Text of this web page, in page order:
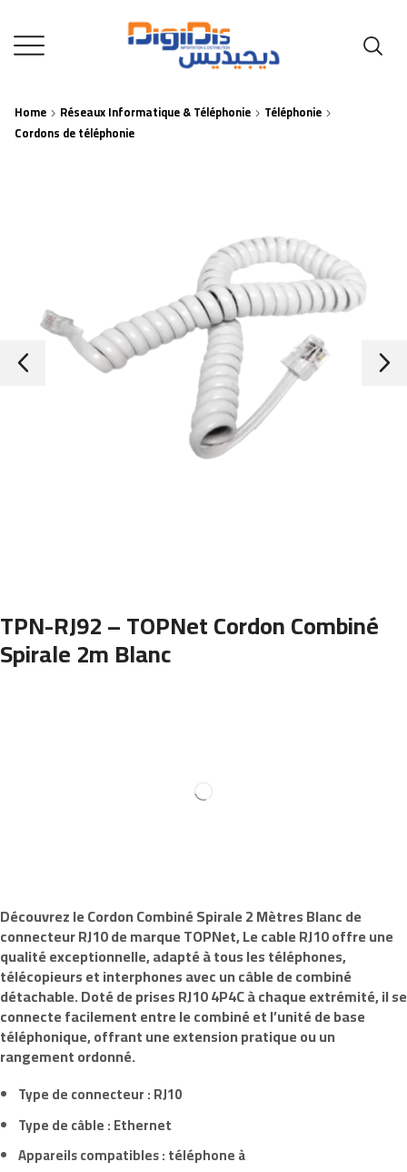
Home Réseaux Informatique & Téléphonie
Téléphonie
Cordons de téléphonie
TPN-RJ92 – TOPNet Cordon Combiné
Spirale 2m Blanc
Découvrez leCordon Combiné Spirale2 Mètres Blanc de
connecteurRJ10de marqueTOPNet,Le cable RJ10 offre une
qualité exceptionnelle, adapté à tous les téléphones,
télécopieurs et interphones avec un câble de combiné
détachable. Doté de prises RJ10 4P4C à chaque extrémité, il se
connecte facilement entre le combiné et l’unité de base
téléphonique, offrant une extension pratique ou un
rangement ordonné.
Type de connecteur :RJ10
Type de câble : Ethernet
Appareils compatibles : téléphone à